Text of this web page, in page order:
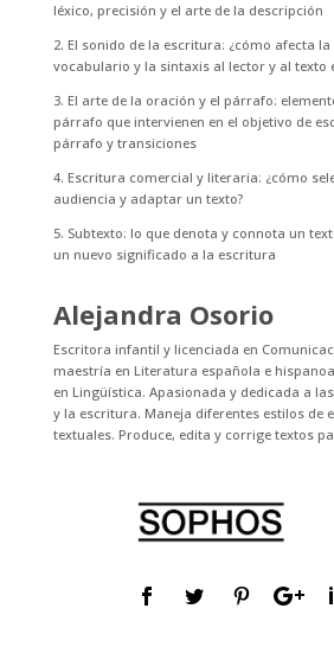
léxico, precisión y el arte de la descripción
2. El sonido de la escritura: ¿cómo afecta
vocabulario y la sintaxis al lector y al texto
3. El arte de la oración y el párrafo:
párrafo que intervienen en el objetivo de
párrafo y transiciones
4. Escritura comercial y literaria: ¿cómo
audiencia y adaptar un texto?
5. Subtexto: lo que denota y connota un
un nuevo significado a la escritura
Alejandra Osorio
Escritora infantil y licenciada en
maestría en Literatura española e
en Lingüística. Apasionada y dedicada a
y la escritura. Maneja diferentes estilos de
textuales. Produce, edita y corrige textos